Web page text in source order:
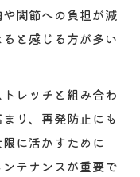
関節への負担が減
と感じる方が多い
レッチと組み合わ
り、再発防止にも
に活かすために
テナンスが重要で